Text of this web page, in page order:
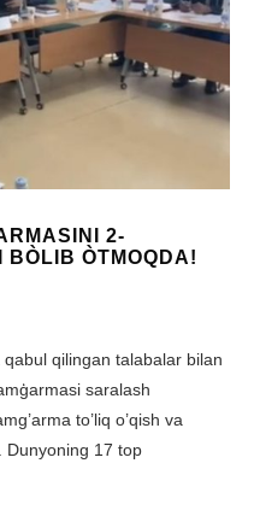
2-
BÒLIB ÒTMOQDA!
qilingan talabalar bilan
saralash
to’liq o’qish va
Dunyoning 17 top